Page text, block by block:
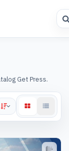
Get Press.